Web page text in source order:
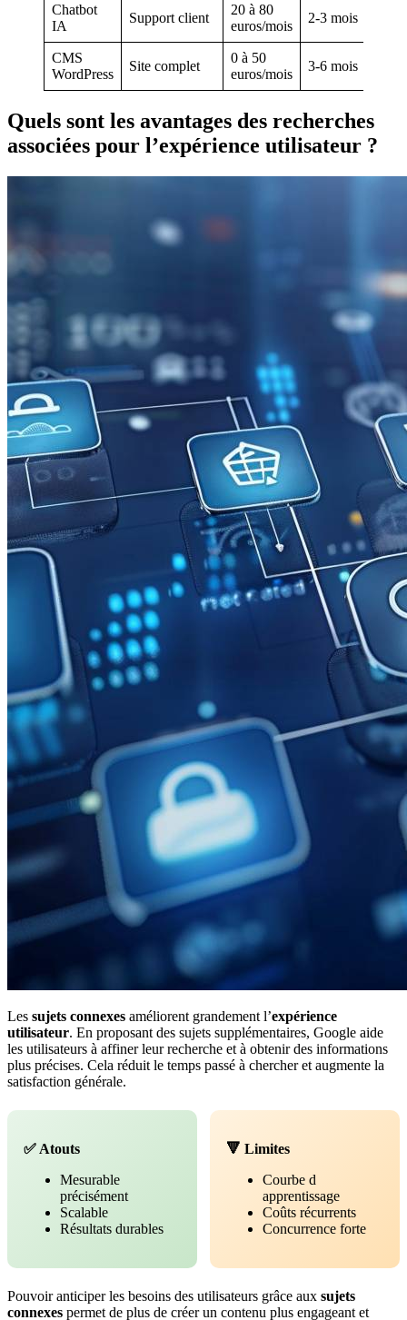
Chatbot
IA
Support client
20 à 80
euros/mois
2-3 mois
CMS
WordPress
Site complet
0 à 50
euros/mois
3-6 mois
Quels sont les avantages des recherches
associées pour l’expérience utilisateur ?
Les sujets connexes améliorent grandement l’expérience
utilisateur. En proposant des sujets supplémentaires, Google aide
les utilisateurs à affiner leur recherche et à obtenir des informations
plus précises. Cela réduit le temps passé à chercher et augmente la
satisfaction générale.
✅ Atouts
Mesurable
précisément
Scalable
Résultats durables
🔻 Limites
Courbe d
apprentissage
Coûts récurrents
Concurrence forte
Pouvoir anticiper les besoins des utilisateurs grâce aux sujets
connexes permet de plus de créer un contenu plus engageant et